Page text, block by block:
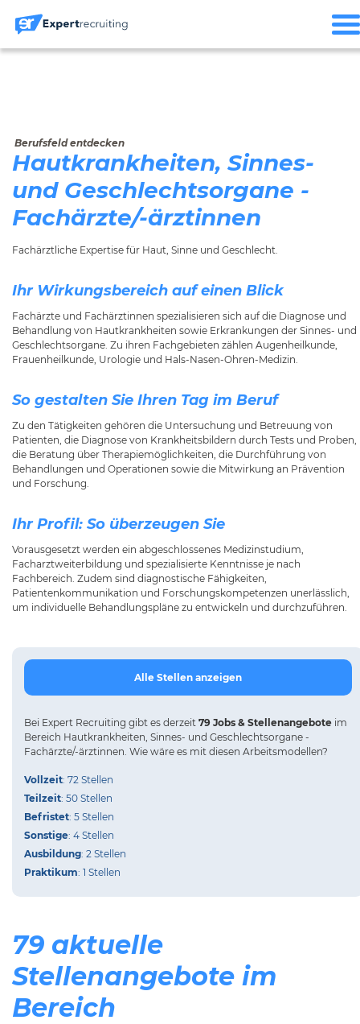
Berufsfeld entdecken
Hautkrankheiten, Sinnes-
und Geschlechtsorgane -
Fachärzte/-ärztinnen
Fachärztliche Expertise für Haut, Sinne und Geschlecht.
Ihr Wirkungsbereich auf einen Blick
Fachärzte und Fachärztinnen spezialisieren sich auf die Diagnose und
Behandlung von Hautkrankheiten sowie Erkrankungen der Sinnes- und
Geschlechtsorgane. Zu ihren Fachgebieten zählen Augenheilkunde,
Frauenheilkunde, Urologie und Hals-Nasen-Ohren-Medizin.
So gestalten Sie Ihren Tag im Beruf
Zu den Tätigkeiten gehören die Untersuchung und Betreuung von
Patienten, die Diagnose von Krankheitsbildern durch Tests und Proben,
die Beratung über Therapiemöglichkeiten, die Durchführung von
Behandlungen und Operationen sowie die Mitwirkung an Prävention
und Forschung.
Ihr Profil: So überzeugen Sie
Vorausgesetzt werden ein abgeschlossenes Medizinstudium,
Facharztweiterbildung und spezialisierte Kenntnisse je nach
Fachbereich. Zudem sind diagnostische Fähigkeiten,
Patientenkommunikation und Forschungskompetenzen unerlässlich,
um individuelle Behandlungspläne zu entwickeln und durchzuführen.
Alle Stellen anzeigen
Bei Expert Recruiting gibt es derzeit 79 Jobs & Stellenangebote im
Bereich Hautkrankheiten, Sinnes- und Geschlechtsorgane -
Fachärzte/-ärztinnen. Wie wäre es mit diesen Arbeitsmodellen?
Vollzeit: 72 Stellen
Teilzeit: 50 Stellen
Befristet: 5 Stellen
Sonstige: 4 Stellen
Ausbildung: 2 Stellen
Praktikum: 1 Stellen
79 aktuelle
Stellenangebote im
Bereich